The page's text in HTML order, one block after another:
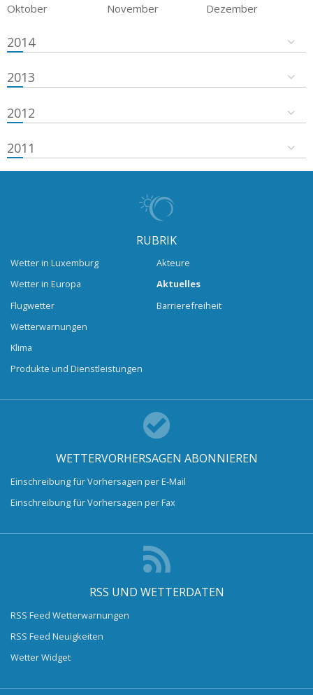
Oktober
November Dezember
2014
2013
2012
2011
RUBRIK
Wetter in Luxemburg
Wetter in Europa
Flugwetter
Wetterwarnungen
Klima
Produkte und Dienstleistungen
Akteure
Aktuelles
Barrierefreiheit
WETTERVORHERSAGEN ABONNIEREN
Einschreibung für Vorhersagen per E-Mail
Einschreibung für Vorhersagen per Fax
RSS UND WETTERDATEN
RSS Feed Wetterwarnungen
RSS Feed Neuigkeiten
Wetter Widget